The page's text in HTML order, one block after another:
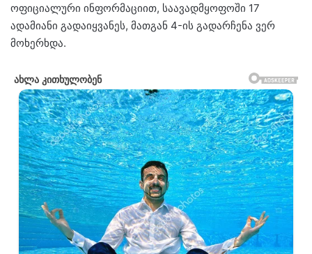
ოფიციალური ინფორმაციით, საავადმყოფოში 17
ადამიანი გადაიყვანეს, მათგან 4-ის გადარჩენა ვერ
მოხერხდა.